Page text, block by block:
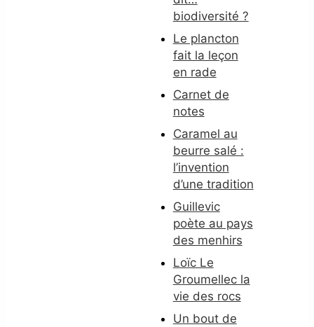
biodiversité ?
Le plancton
fait la leçon
en rade
Carnet de
notes
Caramel au
beurre salé :
l’invention
d’une tradition
Guillevic
poète au pays
des menhirs
Loïc Le
Groumellec la
vie des rocs
Un bout de